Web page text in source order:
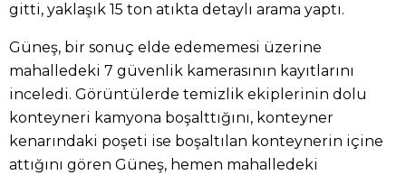
gitti, yaklaşık 15 ton atıkta detaylı arama yaptı.
Güneş, bir sonuç elde edememesi üzerine
mahalledeki 7 güvenlik kamerasının kayıtlarını
inceledi. Görüntülerde temizlik ekiplerinin dolu
konteyneri kamyona boşalttığını, konteyner
kenarındaki poşeti ise boşaltılan konteynerin içine
attığını gören Güneş, hemen mahalledeki